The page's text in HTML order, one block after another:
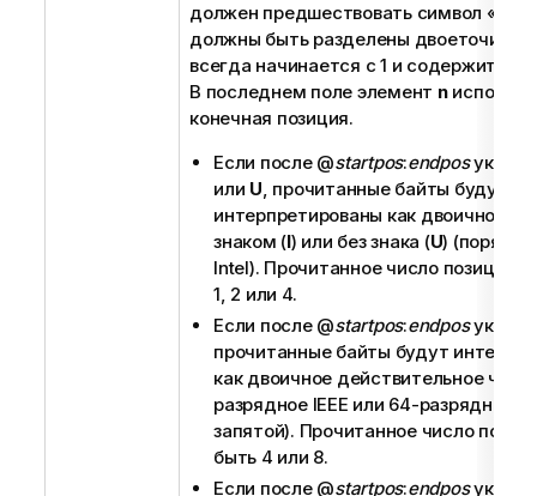
должен предшествовать символ «
должны быть разделены двоеточием.
всегда начинается с 1 и содержит
В последнем поле элемент n
конечная позиция.
Если после @startpos:endpos
или U, прочитанные байты будут
интерпретированы как двоичное
знаком (I) или без знака (U)
Intel). Прочитанное число позиций
1, 2 или 4.
Если после @startpos:endpos
прочитанные байты будут
как двоичное действительное
разрядное IEEE или 64-разрядное
запятой). Прочитанное число
быть 4 или 8.
Если после @startpos:endpos